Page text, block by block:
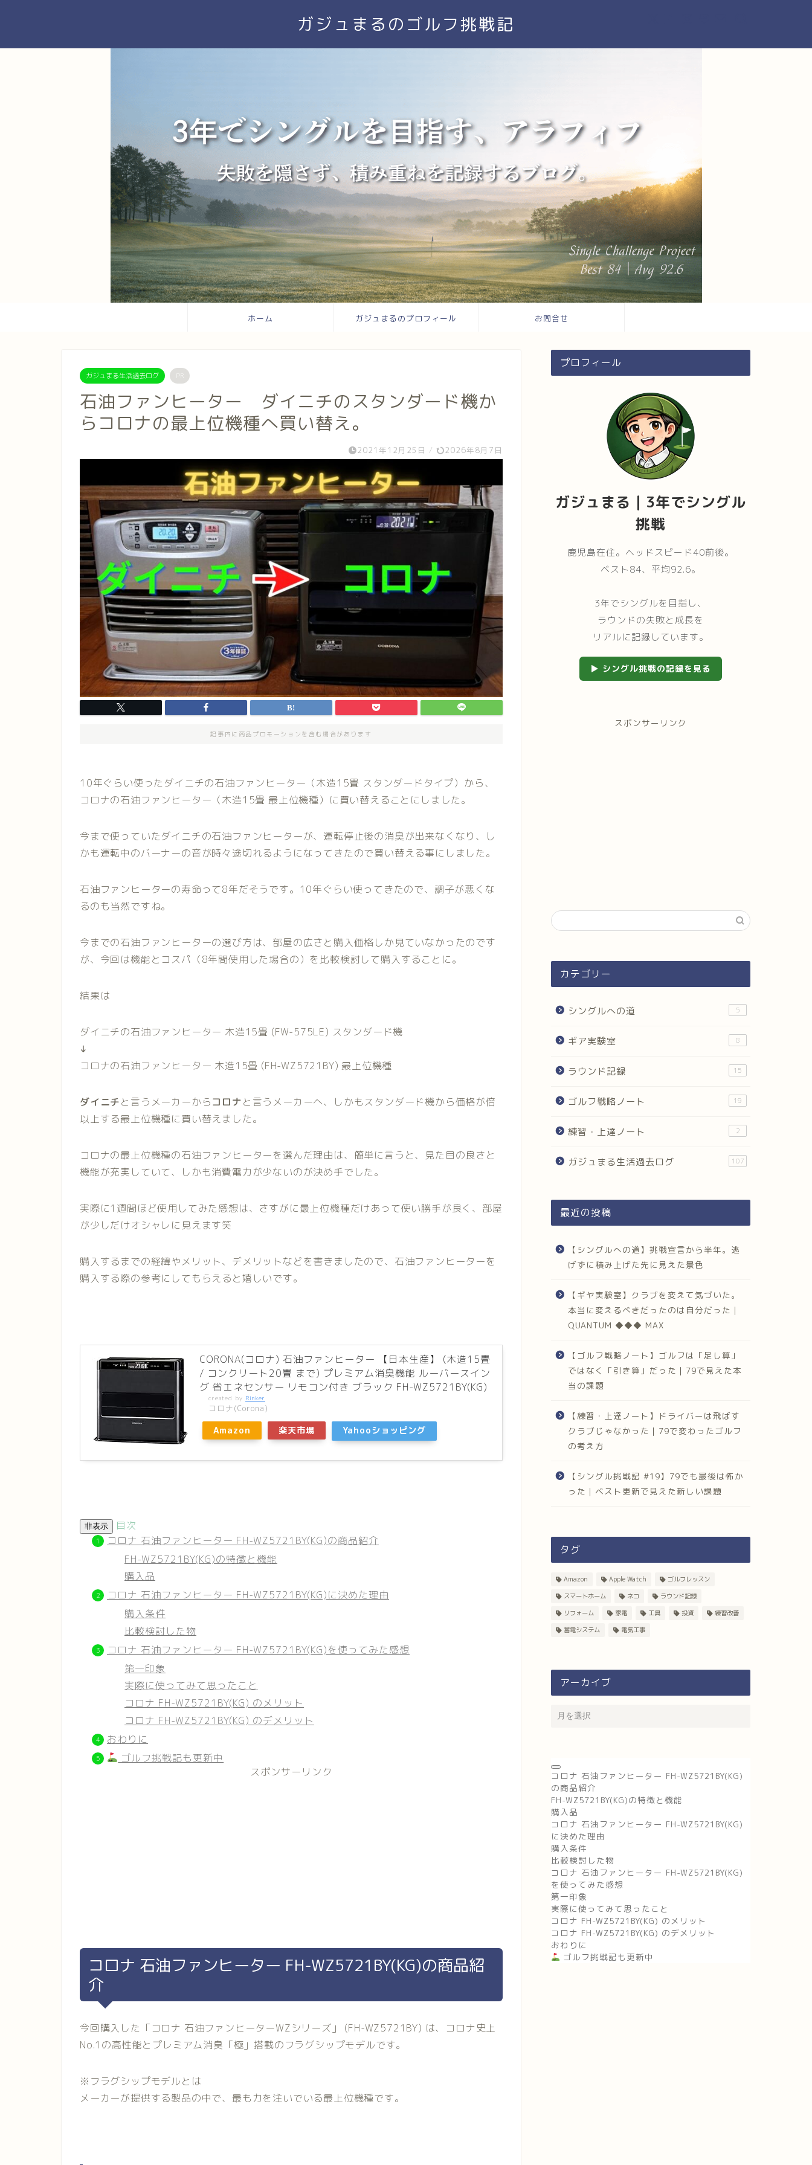
ガジュまるのゴルフ挑戦記
ホーム ガジュまるのプロフィール お問合せ
ガジュまる生活過去ログ PR
石油ファンヒーター ダイニチのスタンダード機か
らコロナの最上位機種へ買い替え。
2021年12月25日 / 2026年8月7日
記事内に商品プロモーションを含む場合があります
10年ぐらい使ったダイニチの石油ファンヒーター（木造15畳 スタンダードタイプ）から、
コロナの石油ファンヒーター（木造15畳 最上位機種）に買い替えることにしました。
今まで使っていたダイニチの石油ファンヒーターが、運転停止後の消臭が出来なくなり、し
かも運転中のバーナーの音が時々途切れるようになってきたので買い替える事にしました。
石油ファンヒーターの寿命って8年だそうです。10年ぐらい使ってきたので、調子が悪くな
るのも当然ですね。
今までの石油ファンヒーターの選び方は、部屋の広さと購入価格しか見ていなかったのです
が、今回は機能とコスパ（8年間使用した場合の）を比較検討して購入することに。
結果は
ダイニチの石油ファンヒーター 木造15畳 (FW-575LE) スタンダード機
↓
コロナの石油ファンヒーター 木造15畳 (FH-WZ5721BY) 最上位機種
ダイニチと言うメーカーからコロナと言うメーカーへ、しかもスタンダード機から価格が倍
以上する最上位機種に買い替えました。
コロナの最上位機種の石油ファンヒーターを選んだ理由は、簡単に言うと、見た目の良さと
機能が充実していて、しかも消費電力が少ないのが決め手でした。
実際に1週間ほど使用してみた感想は、さすがに最上位機種だけあって使い勝手が良く、部屋
が少しだけオシャレに見えます笑
購入するまでの経緯やメリット、デメリットなどを書きましたので、石油ファンヒーターを
購入する際の参考にしてもらえると嬉しいです。
CORONA(コロナ) 石油ファンヒーター 【日本生産】 (木造15畳
/ コンクリート20畳 まで) プレミアム消臭機能 ルーバースイン
グ 省エネセンサー リモコン付き ブラック FH-WZ5721BY(KG)
created by Rinker
コロナ(Corona)
Amazon 楽天市場 Yahooショッピング
非表示
目次
コロナ 石油ファンヒーター FH-WZ5721BY(KG)の商品紹介
FH-WZ5721BY(KG)の特徴と機能
購入品
コロナ 石油ファンヒーター FH-WZ5721BY(KG)に決めた理由
購入条件
比較検討した物
コロナ 石油ファンヒーター FH-WZ5721BY(KG)を使ってみた感想
第一印象
実際に使ってみて思ったこと
コロナ FH-WZ5721BY(KG) のメリット
コロナ FH-WZ5721BY(KG) のデメリット
おわりに
ゴルフ挑戦記も更新中
スポンサーリンク
コロナ 石油ファンヒーター FH-WZ5721BY(KG)の商品紹
介
今回購入した「コロナ 石油ファンヒーターWZシリーズ」 (FH-WZ5721BY) は、コロナ史上
No.1の高性能とプレミアム消臭「極」搭載のフラグシップモデルです。
※フラグシップモデルとは
メーカーが提供する製品の中で、最も力を注いでいる最上位機種です。
プロフィール
ガジュまる｜3年でシングル
挑戦
鹿児島在住。ヘッドスピード40前後。
ベスト84、平均92.6。
3年でシングルを目指し、
ラウンドの失敗と成長を
リアルに記録しています。
▶ シングル挑戦の記録を見る
スポンサーリンク
カテゴリー
シングルへの道 5
ギア実験室 8
ラウンド記録 15
ゴルフ戦略ノート 19
練習・上達ノート 2
ガジュまる生活過去ログ 107
最近の投稿
【シングルへの道】挑戦宣言から半年。逃
げずに積み上げた先に見えた景色
【ギヤ実験室】クラブを変えて気づいた。
本当に変えるべきだったのは自分だった｜
QUANTUM ◆◆◆ MAX
【ゴルフ戦略ノート】ゴルフは「足し算」
ではなく「引き算」だった｜79で見えた本
当の課題
【練習・上達ノート】ドライバーは飛ばす
クラブじゃなかった｜79で変わったゴルフ
の考え方
【シングル挑戦記 #19】79でも最後は怖か
った｜ベスト更新で見えた新しい課題
タグ
Amazon Apple Watch
ゴルフレッスン
スマートホーム
ネコ
ラウンド記録
リフォーム
家電 工具 投資
練習改善
蓄電システム
電気工事
アーカイブ
コロナ 石油ファンヒーター FH-WZ5721BY(KG)
の商品紹介
FH-WZ5721BY(KG)の特徴と機能
購入品
コロナ 石油ファンヒーター FH-WZ5721BY(KG)
に決めた理由
購入条件
比較検討した物
コロナ 石油ファンヒーター FH-WZ5721BY(KG)
を使ってみた感想
第一印象
実際に使ってみて思ったこと
コロナ FH-WZ5721BY(KG) のメリット
コロナ FH-WZ5721BY(KG) のデメリット
おわりに
ゴルフ挑戦記も更新中